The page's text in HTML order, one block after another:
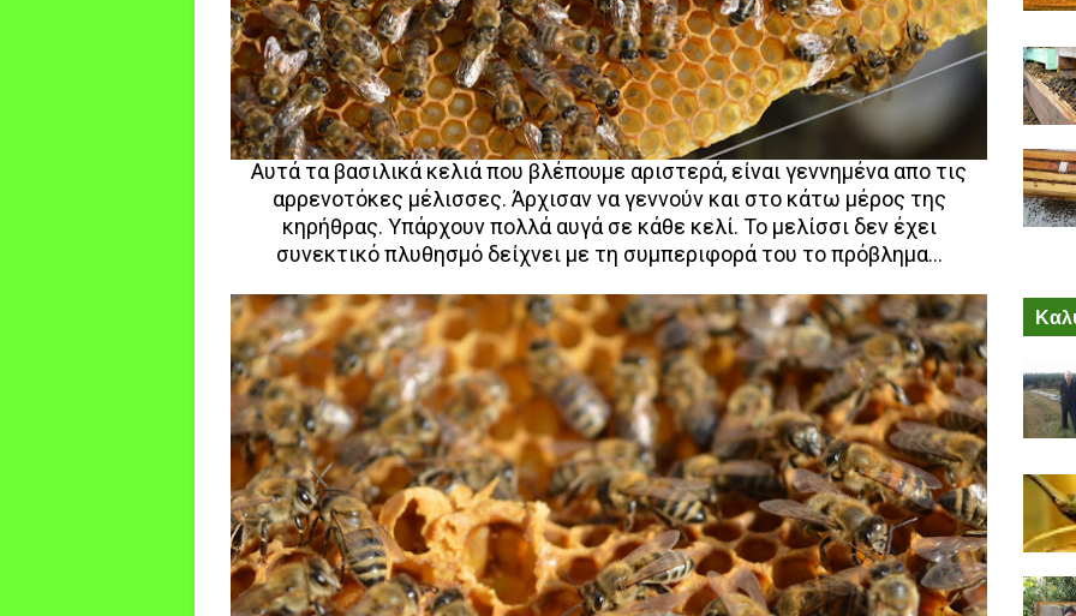
Αυτά τα βασιλικά κελιά που βλέπουμε αριστερά, είναι γεννημένα απο τις
αρρενοτόκες μέλισσες. Άρχισαν να γεννούν και στο κάτω μέρος της
κηρήθρας. Υπάρχουν πολλά αυγά σε κάθε κελί. Το μελίσσι δεν έχει
συνεκτικό πλυθησμό δείχνει με τη συμπεριφορά του το πρόβλημα...